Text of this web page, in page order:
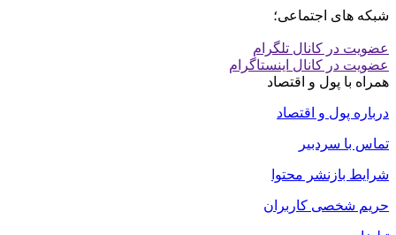
شبکه های اجتماعی؛
عضویت در کانال تلگرام
عضویت در کانال اینستاگرام
همراه با پول و اقتصاد
درباره پول و اقتصاد
تماس با سردبیر
شرایط بازنشر محتوا
حریم شخصی کاربران